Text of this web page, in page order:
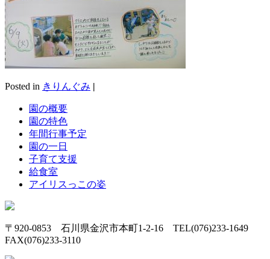
Posted in きりんぐみ |
園の概要
園の特色
年間行事予定
園の一日
子育て支援
給食室
アイリスっこの姿
〒920-0853 石川県金沢市本町1-2-16 TEL(076)233-1649
FAX(076)233-3110